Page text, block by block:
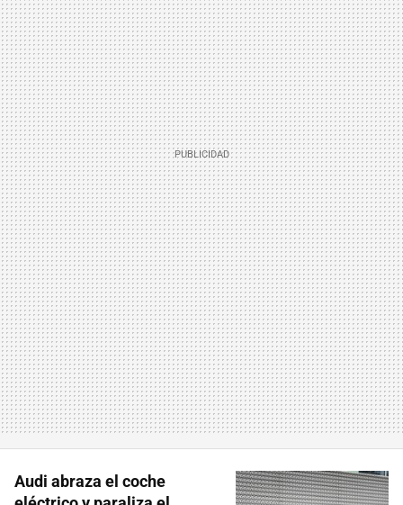
Audi abraza el coche